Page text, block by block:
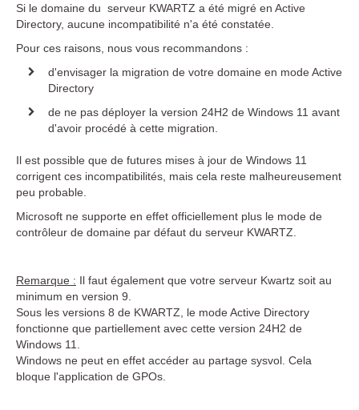
Si le domaine du serveur KWARTZ a été migré en Active
Directory, aucune incompatibilité n'a été constatée.
Pour ces raisons, nous vous recommandons :
d'envisager la migration de votre domaine en mode Active
Directory
de ne pas déployer la version 24H2 de Windows 11 avant
d'avoir procédé à cette migration.
Il est possible que de futures mises à jour de Windows 11
corrigent ces incompatibilités, mais cela reste malheureusement
peu probable.
Microsoft ne supporte en effet officiellement plus le mode de
contrôleur de domaine par défaut du serveur KWARTZ.
Remarque : Il faut également que votre serveur Kwartz soit au
minimum en version 9.
Sous les versions 8 de KWARTZ, le mode Active Directory
fonctionne que partiellement avec cette version 24H2 de
Windows 11.
Windows ne peut en effet accéder au partage sysvol. Cela
bloque l'application de GPOs.